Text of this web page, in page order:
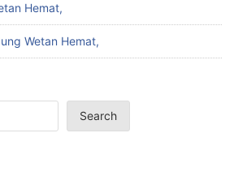
Hemat,
Wetan Hemat,
Search